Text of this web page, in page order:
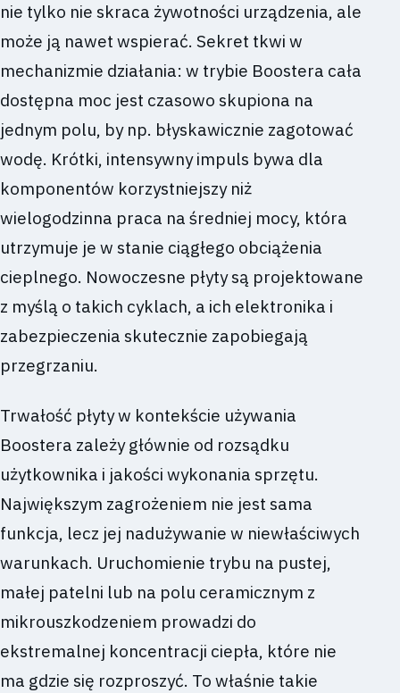
nie tylko nie skraca żywotności urządzenia, ale
może ją nawet wspierać. Sekret tkwi w
mechanizmie działania: w trybie Boostera cała
dostępna moc jest czasowo skupiona na
jednym polu, by np. błyskawicznie zagotować
wodę. Krótki, intensywny impuls bywa dla
komponentów korzystniejszy niż
wielogodzinna praca na średniej mocy, która
utrzymuje je w stanie ciągłego obciążenia
cieplnego. Nowoczesne płyty są projektowane
z myślą o takich cyklach, a ich elektronika i
zabezpieczenia skutecznie zapobiegają
przegrzaniu.
Trwałość płyty w kontekście używania
Boostera zależy głównie od rozsądku
użytkownika i jakości wykonania sprzętu.
Największym zagrożeniem nie jest sama
funkcja, lecz jej nadużywanie w niewłaściwych
warunkach. Uruchomienie trybu na pustej,
małej patelni lub na polu ceramicznym z
mikrouszkodzeniem prowadzi do
ekstremalnej koncentracji ciepła, które nie
ma gdzie się rozproszyć. To właśnie takie